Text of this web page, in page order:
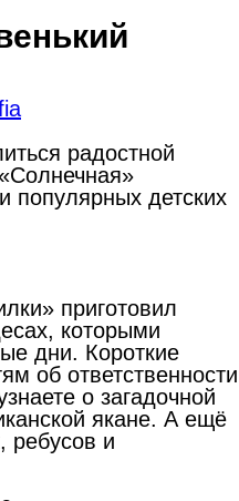
радостной
популярных детских
приготовил
которыми
дни. Короткие
об ответственности
о загадочной
якане. А ещё
ребусов и